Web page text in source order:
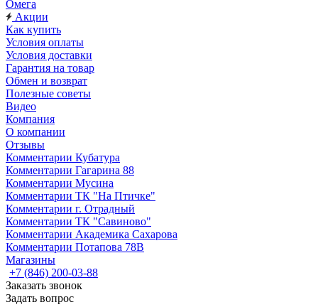
Омега
Акции
Как купить
Условия оплаты
Условия доставки
Гарантия на товар
Обмен и возврат
Полезные советы
Видео
Компания
О компании
Отзывы
Комментарии Кубатура
Комментарии Гагарина 88
Комментарии Мусина
Комментарии ТК "На Птичке"
Комментарии г. Отрадный
Комментарии ТК "Савиново"
Комментарии Академика Сахарова
Комментарии Потапова 78В
Магазины
+7 (846) 200-03-88
Заказать звонок
Задать вопрос